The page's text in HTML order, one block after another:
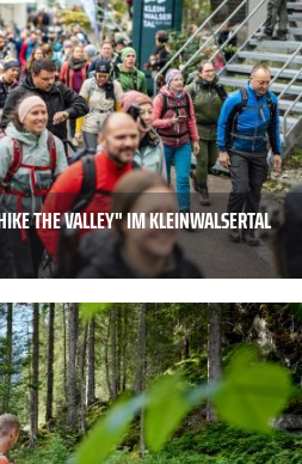
THE VALLEY" IM KLEINWALSERTAL